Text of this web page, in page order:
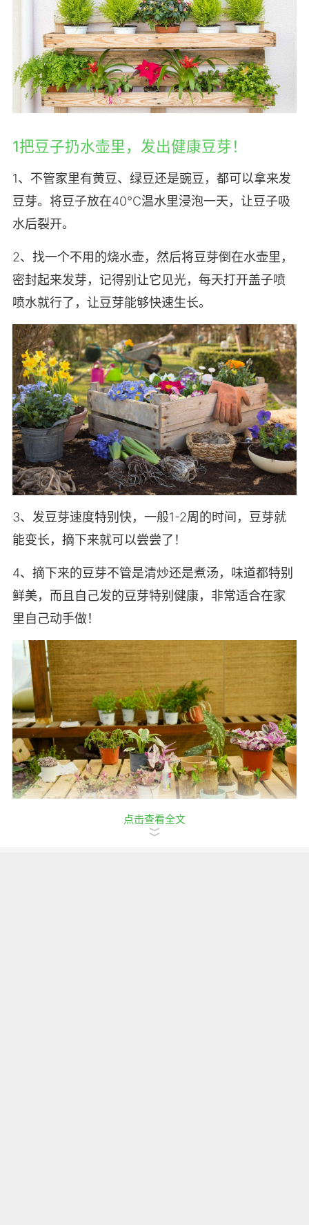
1把豆子扔水壶里，发出健康豆芽！
1、不管家里有黄豆、绿豆还是豌豆，都可以拿来发
豆芽。将豆子放在40℃温水里浸泡一天，让豆子吸
水后裂开。
2、找一个不用的烧水壶，然后将豆芽倒在水壶里，
密封起来发芽，记得别让它见光，每天打开盖子喷
喷水就行了，让豆芽能够快速生长。
3、发豆芽速度特别快，一般1-2周的时间，豆芽就
能变长，摘下来就可以尝尝了！
4、摘下来的豆芽不管是清炒还是煮汤，味道都特别
鲜美，而且自己发的豆芽特别健康，非常适合在家
里自己动手做！
点击查看全文